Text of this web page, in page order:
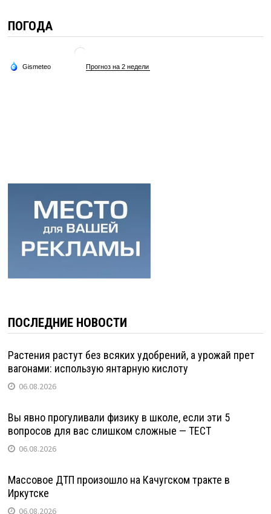
ПОГОДА
ПОСЛЕДНИЕ НОВОСТИ
Растения растут без всяких удобрений, а урожай прет
вагонами: использую янтарную кислоту
06.08.2026
Вы явно прогуливали физику в школе, если эти 5
вопросов для вас слишком сложные — ТЕСТ
06.08.2026
Массовое ДТП произошло на Качугском тракте в
Иркутске
06.08.2026